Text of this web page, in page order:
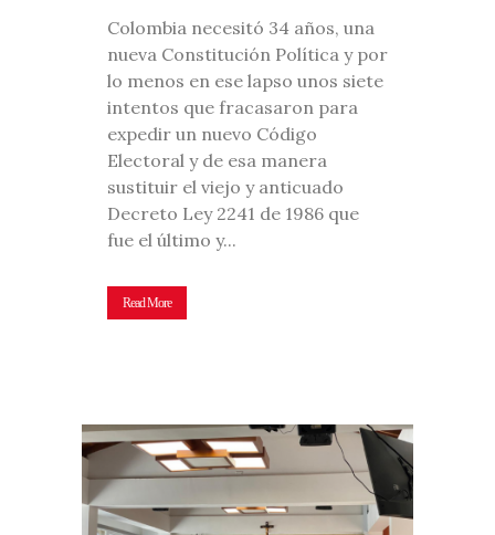
Colombia necesitó 34 años, una
nueva Constitución Política y por
lo menos en ese lapso unos siete
intentos que fracasaron para
expedir un nuevo Código
Electoral y de esa manera
sustituir el viejo y anticuado
Decreto Ley 2241 de 1986 que
fue el último y...
Read More